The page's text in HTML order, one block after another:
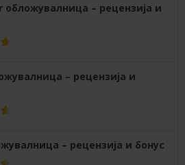
обложувалница – рецензија и
– рецензија и
– рецензија и бонус